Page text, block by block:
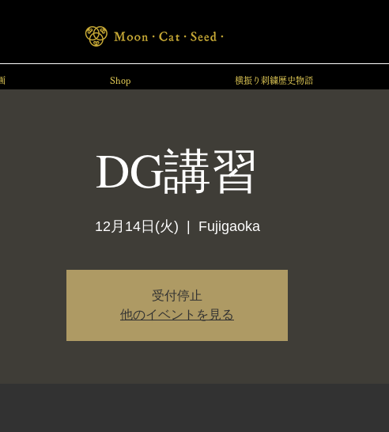
Shop 横振り刺繍歴史物語
DG講習
12月14日(火) Fujigaoka
受付停止
他のイベントを見る